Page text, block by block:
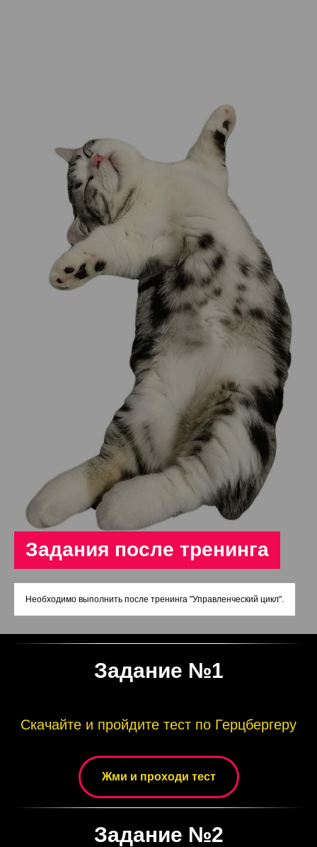
Задания после тренинга
Необходимо выполнить после тренинга "Управленческий цикл".
Задание №1
Скачайте и пройдите тест по Герцбергеру
Жми и проходи тест
Задание №2